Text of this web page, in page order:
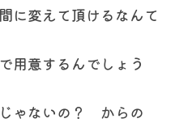
に変えて頂けるなんて
用意するんでしょう
ゃないの？　からの